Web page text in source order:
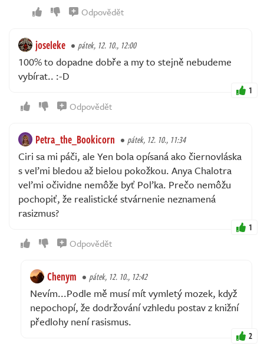
Odpovědět
joseleke pátek, 12. 10., 12:00
100% to dopadne dobře a my to stejně nebudeme
vybírat.. :-D
1
Odpovědět
Petra_the_Bookicorn pátek, 12. 10., 11:34
Ciri sa mi páči, ale Yen bola opísaná ako čiernovláska
s veľmi bledou až bielou pokožkou. Anya Chalotra
veľmi očividne nemôže byť Poľka. Prečo nemôžu
pochopiť, že realistické stvárnenie neznamená
rasizmus?
1
Odpovědět
Chenym pátek, 12. 10., 12:42
Nevím...Podle mě musí mít vymletý mozek, když
nepochopí, že dodržování vzhledu postav z knižní
předlohy není rasismus.
2